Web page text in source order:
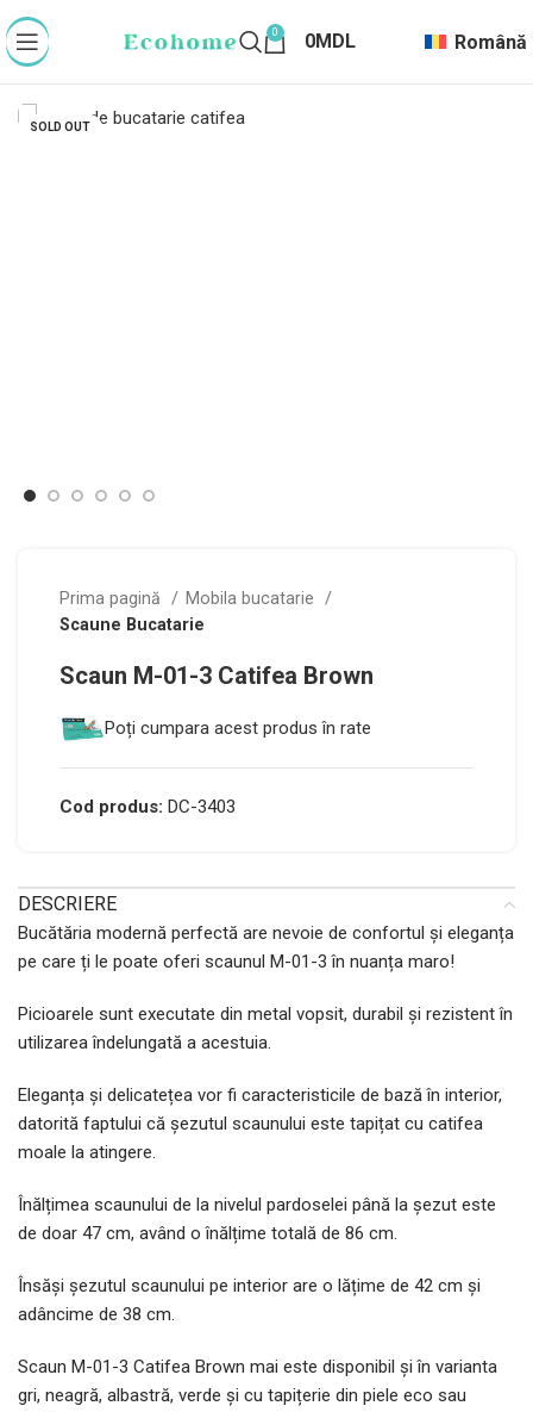
0 0MDL Română
SOLD OUT
Prima pagină
Mobila bucatarie
Scaune Bucatarie
Scaun M-01-3 Catifea Brown
Poți cumpara acest produs în rate
Cod produs: DC-3403
DESCRIERE
Bucătăria modernă perfectă are nevoie de confortul și eleganța
pe care ți le poate oferi scaunul M-01-3 în nuanța maro!
Picioarele sunt executate din metal vopsit, durabil și rezistent în
utilizarea îndelungată a acestuia.
Eleganța și delicatețea vor fi caracteristicile de bază în interior,
datorită faptului că șezutul scaunului este tapițat cu catifea
moale la atingere.
Înălțimea scaunului de la nivelul pardoselei până la șezut este
de doar 47 cm, având o înălțime totală de 86 cm.
Însăși șezutul scaunului pe interior are o lățime de 42 cm și
adâncime de 38 cm.
Scaun M-01-3 Catifea Brown mai este disponibil și în varianta
gri, neagră, albastră, verde și cu tapițerie din piele eco sau